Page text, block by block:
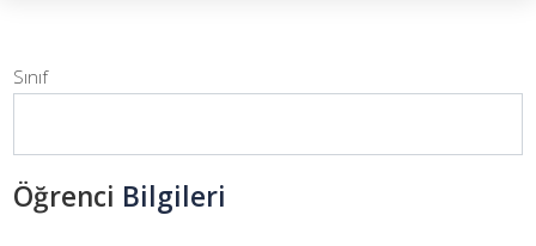
Sınıf
Öğrenci Bilgileri